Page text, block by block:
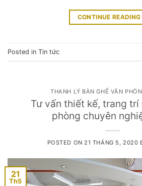
CONTINUE READING
Posted in Tin tức
THANH LÝ BÀN GHẾ VĂN
Tư vấn thiết kế, trang trí
phòng chuyên
POSTED ON21 THÁNG 5, 2020
21
Th5